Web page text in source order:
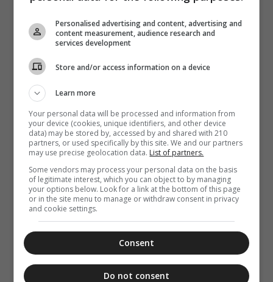
09 Αυγούστου 2026
ΓΕΡΟΝΤΙΚΟ:
Ευωδία και
Personalised advertising and content, advertising and
content measurement, audience research and
services development
Store and/or access information on a device
Learn more
Your personal data will be processed and information from
your device (cookies, unique identifiers, and other device
data) may be stored by, accessed by and shared with 210
partners, or used specifically by this site. We and our partners
may use precise geolocation data. List of partners.
Some vendors may process your personal data on the basis
of legitimate interest, which you can object to by managing
your options below. Look for a link at the bottom of this page
or in the site menu to manage or withdraw consent in privacy
and cookie settings.
Consent
Do not consent